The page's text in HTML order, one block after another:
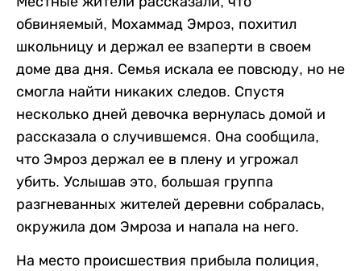
обвиняемый, Мохаммад Эмроз, похитил
школьницу и держал ее взаперти в своем
доме два дня. Семья искала ее повсюду, но не
смогла найти никаких следов. Спустя
несколько дней девочка вернулась домой и
рассказала о случившемся. Она сообщила,
что Эмроз держал ее в плену и угрожал
убить. Услышав это, большая группа
разгневанных жителей деревни собралась,
окружила дом Эмроза и напала на него.
На место происшествия прибыла полиция,